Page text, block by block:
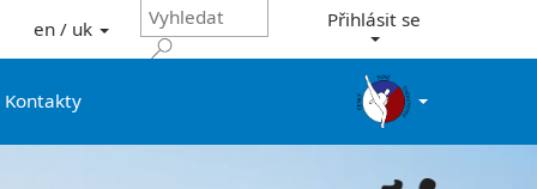
en / uk Přihlásit se
Kontakty